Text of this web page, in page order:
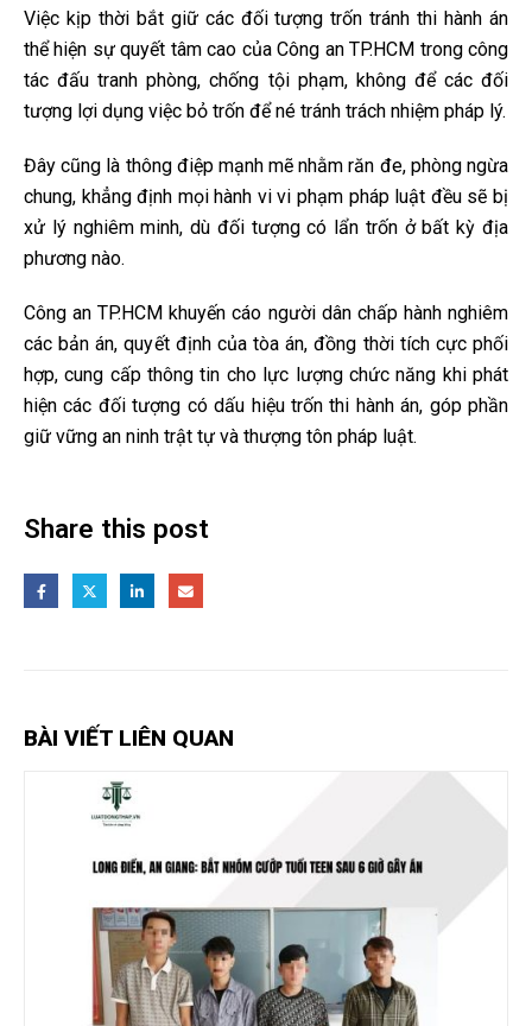
Việc kịp thời bắt giữ các đối tượng trốn tránh thi hành án
thể hiện sự quyết tâm cao của Công an TP.HCM trong công
tác đấu tranh phòng, chống tội phạm, không để các đối
tượng lợi dụng việc bỏ trốn để né tránh trách nhiệm pháp lý.
Đây cũng là thông điệp mạnh mẽ nhằm răn đe, phòng ngừa
chung, khẳng định mọi hành vi vi phạm pháp luật đều sẽ bị
xử lý nghiêm minh, dù đối tượng có lẩn trốn ở bất kỳ địa
phương nào.
Công an TP.HCM khuyến cáo người dân chấp hành nghiêm
các bản án, quyết định của tòa án, đồng thời tích cực phối
hợp, cung cấp thông tin cho lực lượng chức năng khi phát
hiện các đối tượng có dấu hiệu trốn thi hành án, góp phần
giữ vững an ninh trật tự và thượng tôn pháp luật.
Share this post
BÀI VIẾT LIÊN QUAN